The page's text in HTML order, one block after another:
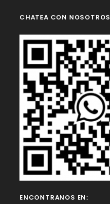
CHATEA CON NOSOTROS
ENCONTRANOS EN: